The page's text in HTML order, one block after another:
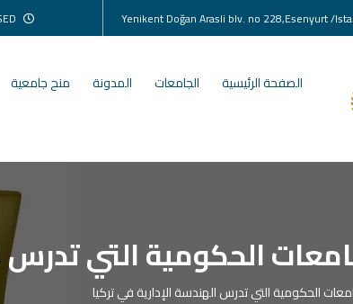
الصفحة الرئيسية الجامعات المدونة منح جامعية
الحكومية التي تدرس
الحكومية التي تدرس الهندسة الإدارية في تركيا